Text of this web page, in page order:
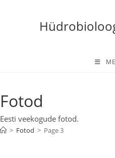
Fotod
Eesti veekogude fotod.
> Fotod > Page 3